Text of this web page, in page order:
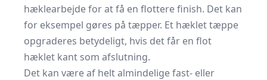
hæklearbejde for at få en flottere finish. Det kan
for eksempel gøres på tæpper. Et hæklet tæppe
opgraderes betydeligt, hvis det får en flot
hæklet kant som afslutning.
Det kan være af helt almindelige fast- eller